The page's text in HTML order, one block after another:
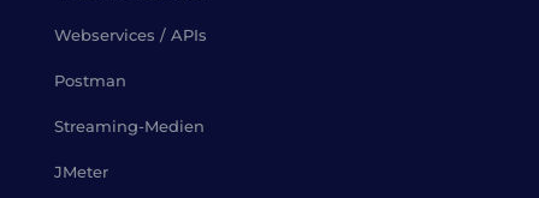
Webservices / APIs
Postman
Streaming-Medien
JMeter